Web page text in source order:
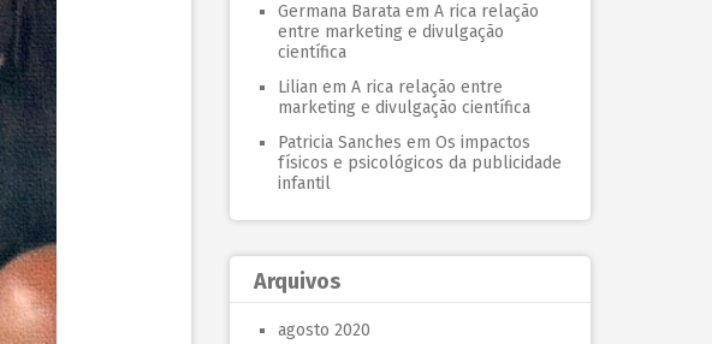
Germana Barata em A rica relação
entre marketing e divulgação
científica
Lilian em A rica relação entre
marketing e divulgação científica
Patricia Sanches em Os impactos
físicos e psicológicos da publicidade
infantil
Arquivos
agosto 2020